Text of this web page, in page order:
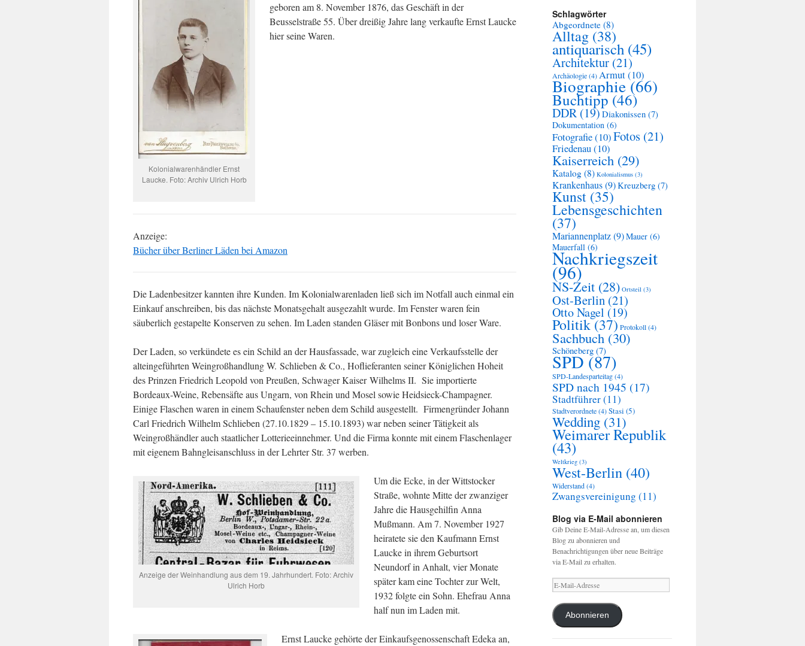
Kolonialwarenhändler Ernst
Laucke. Foto: Archiv Ulrich Horb
geboren am 8. November 1876, das Geschäft in der
Beusselstraße 55. Über dreißig Jahre lang verkaufte Ernst Laucke
hier seine Waren.
Anzeige:
Bücher über Berliner Läden bei Amazon
Die Ladenbesitzer kannten ihre Kunden. Im Kolonialwarenladen ließ sich im Notfall auch einmal ein
Einkauf anschreiben, bis das nächste Monatsgehalt ausgezahlt wurde. Im Fenster waren fein
säuberlich gestapelte Konserven zu sehen. Im Laden standen Gläser mit Bonbons und loser Ware.
Der Laden, so verkündete es ein Schild an der Hausfassade, war zugleich eine Verkaufsstelle der
alteingeführten Weingroßhandlung W. Schlieben & Co., Hoflieferanten seiner Königlichen Hoheit
des Prinzen Friedrich Leopold von Preußen, Schwager Kaiser Wilhelms II. Sie importierte
Bordeaux-Weine, Rebensäfte aus Ungarn, von Rhein und Mosel sowie Heidsieck-Champagner.
Einige Flaschen waren in einem Schaufenster neben dem Schild ausgestellt. Firmengründer Johann
Carl Friedrich Wilhelm Schlieben (27.10.1829 – 15.10.1893) war neben seiner Tätigkeit als
Weingroßhändler auch staatlicher Lotterieeinnehmer. Und die Firma konnte mit einem Flaschenlager
mit eigenem Bahngleisanschluss in der Lehrter Str. 37 werben.
Anzeige der Weinhandlung aus dem 19. Jahrhundert. Foto: Archiv
Ulrich Horb
Um die Ecke, in der Wittstocker
Straße, wohnte Mitte der zwanziger
Jahre die Hausgehilfin Anna
Mußmann. Am 7. November 1927
heiratete sie den Kaufmann Ernst
Laucke in ihrem Geburtsort
Neundorf in Anhalt, vier Monate
später kam eine Tochter zur Welt,
1932 folgte ein Sohn. Ehefrau Anna
half nun im Laden mit.
Ernst Laucke gehörte der Einkaufsgenossenschaft Edeka an,
Schlagwörter
Abgeordnete (8)
Alltag (38)
antiquarisch (45)
Architektur (21)
Archäologie(4)Armut(10)
Biographie(66)
Buchtipp (46)
DDR (19) Diakonissen (7)
Dokumentation (6)
Fotografie(10)Fotos (21)
Friedenau(10)
Kaiserreich (29)
Katalog (8) Kolonialismus (3)
Krankenhaus(9)Kreuzberg (7)
Kunst (35)
Lebensgeschichten
(37)
Mariannenplatz(9)Mauer (6)
Mauerfall (6)
Nachkriegszeit
(96)
NS-Zeit (28) Ortsteil (3)
Ost-Berlin (21)
Otto Nagel (19)
Politik(37) Protokoll(4)
Sachbuch (30)
Schöneberg (7)
SPD(87)
SPD-Landesparteitag(4)
SPD nach 1945 (17)
Stadtführer(11)
Stadtverordnete(4)Stasi (5)
Wedding (31)
Weimarer Republik
(43)
Weltkrieg (3)
West-Berlin (40)
Widerstand(4)
Zwangsvereinigung (11)
Blog via E-Mail abonnieren
Gib Deine E-Mail-Adresse an, um diesen
Blog zu abonnieren und
Benachrichtigungen über neue Beiträge
via E-Mail zu erhalten.
E-
Mail-
Adresse
Abonnieren